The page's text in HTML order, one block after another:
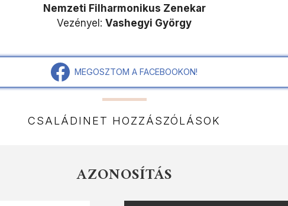
Nemzeti Filharmonikus Zenekar
Vezényel: Vashegyi György
MEGOSZTOM A FACEBOOKON!
CSALÁDINET HOZZÁSZÓLÁSOK
AZONOSÍTÁS